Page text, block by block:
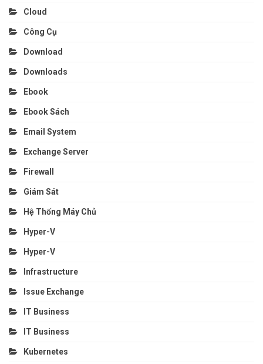
Cloud
Công Cụ
Download
Downloads
Ebook
Ebook Sách
Email System
Exchange Server
Firewall
Giám Sát
Hệ Thống Máy Chủ
Hyper-V
Hyper-V
Infrastructure
Issue Exchange
IT Business
IT Business
Kubernetes